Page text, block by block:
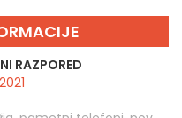
RAZPORED